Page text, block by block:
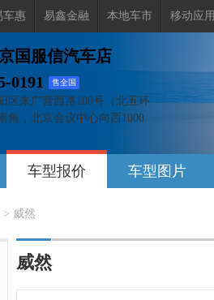
车惠 易鑫金融 本地车市 移动应用
国服信汽车店
0191 售全国
区来广营西路108号（北五环
角，北京会议中心向西1000
车型报价 车型图片
> 威然
威然